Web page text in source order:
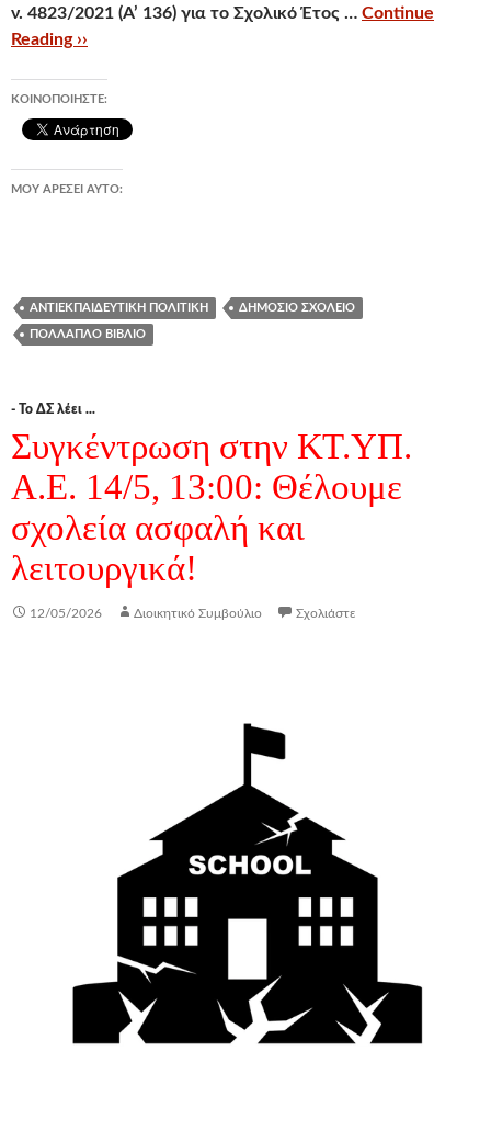
ν. 4823/2021 (Α’ 136) για το Σχολικό Έτος … Continue
Reading ››
ΚΟΙΝΟΠΟΙΉΣΤΕ:
ΜΟΥ ΑΡΈΣΕΙ ΑΥΤΌ:
ΑΝΤΙΕΚΠΑΙΔΕΥΤΙΚΉ ΠΟΛΙΤΙΚΉ ΔΗΜΌΣΙΟ ΣΧΟΛΕΊΟ
ΠΟΛΛΑΠΛΌ ΒΙΒΛΊΟ
- Το ΔΣ λέει ...
Συγκέντρωση στην ΚΤ.ΥΠ.
Α.Ε. 14/5, 13:00: Θέλουμε
σχολεία ασφαλή και
λειτουργικά!
12/05/2026 Διοικητικό Συμβούλιο Σχολιάστε